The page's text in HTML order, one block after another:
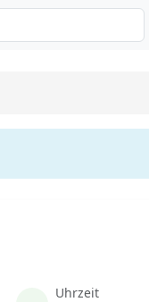
Uhrzeit